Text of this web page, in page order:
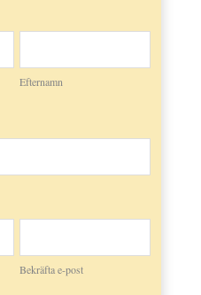
Efternamn
Bekräfta e-post